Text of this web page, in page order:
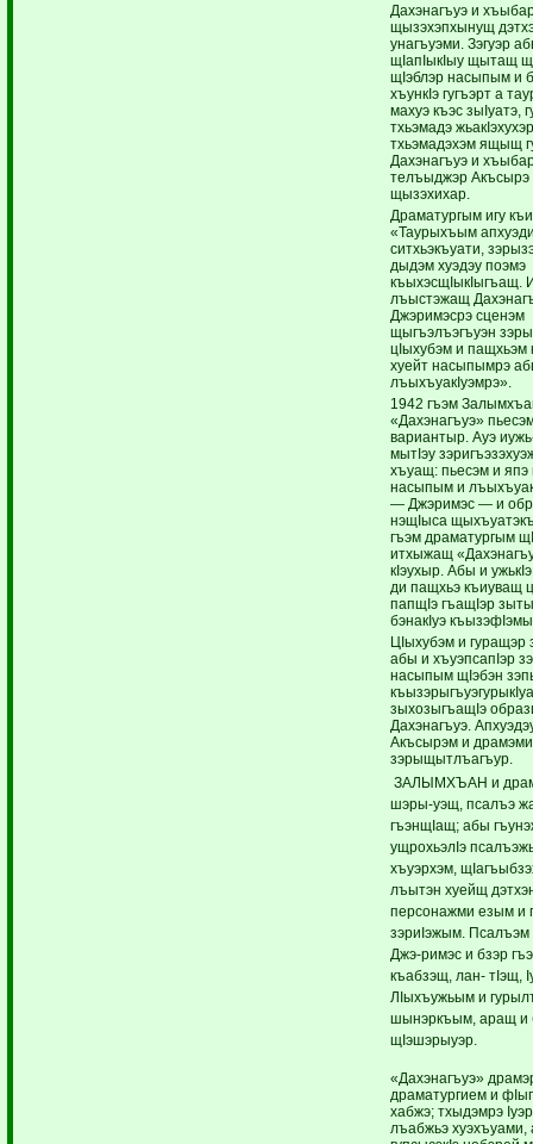
Дахэнагъуэ и
щызэхэпхынущ
унагъуэми. Зэгуэр
щIапIыкIыу щытащ
щIэблэр насыпым и
хъункIэ гугъэрт а
махуэ къэс зыIуатэ,
тхьэмадэ
тхьэмадэхэм ящыщ
Дахэнагъуэ и
телъыджэр
щызэхихар.
Драматургым игу
«Таурыхъым
ситхьэкъуати,
дыдэм хуэдэу поэмэ
къыхэсщIыкIыгъащ.
лъыстэжащ
Джэримэсрэ сценэм
щыгъэлъэгъуэн
цIыхубэм и пащхьэм
хуейт насыпымрэ
лъыхъуакIуэмрэ».
1942 гъэм
«Дахэнагъуэ»
вариантыр. Ауэ
мытIэу
хъуащ: пьесэм и
насыпым и
— Джэримэс — и
нэщIыса
гъэм драматургым
итхыжащ
кIэухыр. Абы и
ди пащхьэ къиуващ
папщIэ гъащIэр
бэнакIуэ
ЦIыхубэм и гуращэр
абы и хъуэпсапIэр
насыпым щIэбэн
зыхозыгъащIэ
Дахэнагъуэ.
Акъсырэм и драмэми
зэрыщытлъагъур.
ЗАЛЫМХЪАН и
шэры-уэщ, псалъэ
гъэнщIащ; абы
ущрохьэлIэ
хъуэрхэм,
лъытэн хуейщ
персонажми езым и
зэриIэжым. Псалъэм
Джэ-римэс и бзэр
къабзэщ, лан- тIэщ,
ЛIыхъужьым и
шынэркъым, аращ и
щIэшэрыуэр.
«Дахэнагъуэ»
драматургием и
хабжэ; тхыдэмрэ
лъабжьэ хуэхъуами,